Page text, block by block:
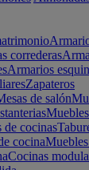
correderas
Armarios
Zapateros
de salón
de cocinas
cocina
Cocinas